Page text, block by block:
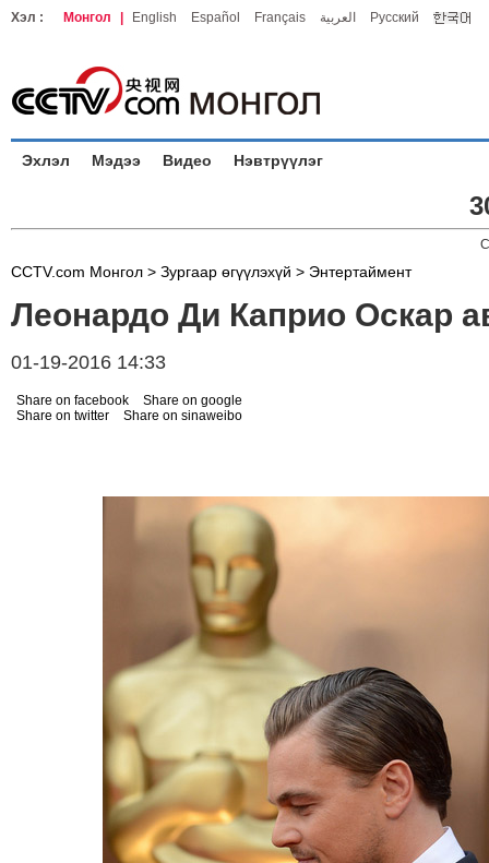
Хэл : Монгол English Español Français العربية Русский
Эхлэл Мэдээ Видео Нэвтрүүлэг
CCTV.com Монгол > Зургаар өгүүлэхүй > Энтертаймент
Леонардо Ди Каприо Оскар
01-19-2016 14:33
Share on facebook
Share on google
Share on twitter
Share on sinaweibo